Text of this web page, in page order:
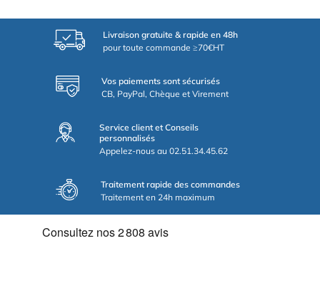
Livraison gratuite & rapide en 48h
pour toute commande ≥70€HT
Vos paiements sont sécurisés
CB, PayPal, Chèque et Virement
Service client et Conseils
personnalisés
Appelez-nous au 02.51.34.45.62
Traitement rapide des commandes
Traitement en 24h maximum